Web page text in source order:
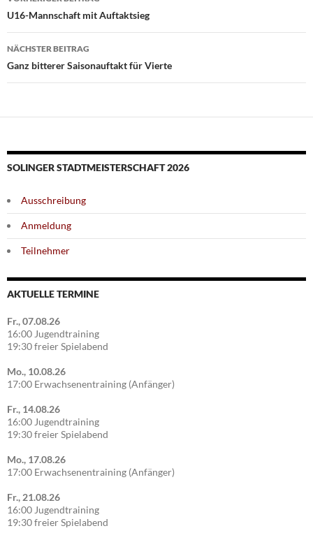
U16-Mannschaft mit Auftaktsieg
NÄCHSTER BEITRAG
Ganz bitterer Saisonauftakt für Vierte
SOLINGER STADTMEISTERSCHAFT 2026
Ausschreibung
Anmeldung
Teilnehmer
AKTUELLE TERMINE
Fr., 07.08.26
16:00 Jugendtraining
19:30 freier Spielabend
Mo., 10.08.26
17:00 Erwachsenentraining (Anfänger)
Fr., 14.08.26
16:00 Jugendtraining
19:30 freier Spielabend
Mo., 17.08.26
17:00 Erwachsenentraining (Anfänger)
Fr., 21.08.26
16:00 Jugendtraining
19:30 freier Spielabend